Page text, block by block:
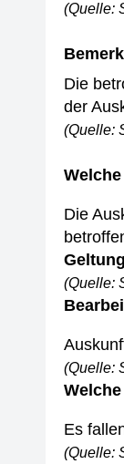
(Quelle:
Die
der
(Quelle:
Die
(Quelle:
(Quelle:
Es
(Quelle: